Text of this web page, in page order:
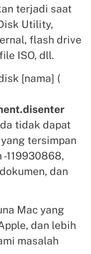
terjadi saat
Utility,
flash drive
ISO, dll.
[nama] (
tidak dapat
tersimpan
119930868,
dan
Mac yang
dan lebih
masalah